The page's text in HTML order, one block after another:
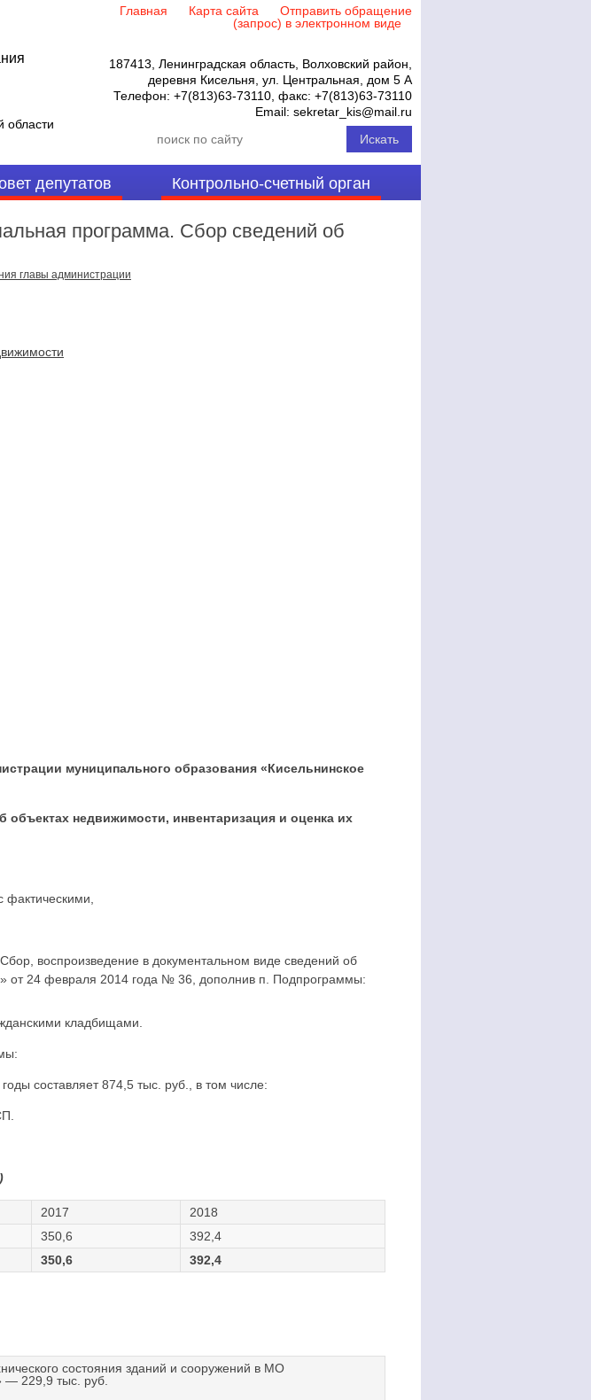
области
Главная Карта сайта
Отправить обращение
(запрос) в электронном виде
187413, Ленинградская область, Волховский район,
деревня Кисельня, ул. Центральная, дом 5 А
Телефон: +7(813)63-73110 , факс: +7(813)63-73110
Email: sekretar_kis@mail.ru
депутатов Контрольно-счетный орган
программа. Сбор сведений об
главы администрации
муниципального образования «Кисельнинское
недвижимости, инвентаризация и оценка их
фактическими,
воспроизведение в документальном виде сведений об
от 24 февраля 2014 года № 36, дополнив п. Подпрограммы:
кладбищами.
составляет 874,5 тыс. руб., в том числе:
2017
2018
350,6
392,4
350,6 392,4
состояния зданий и сооружений в МО
— 229,9 тыс. руб.